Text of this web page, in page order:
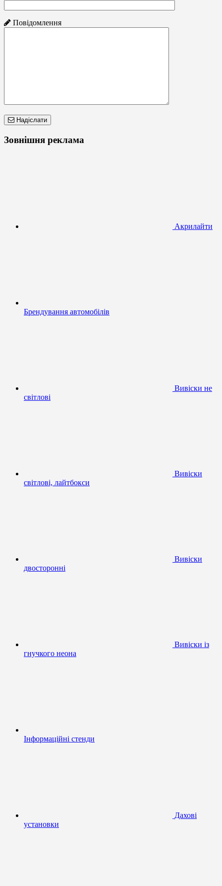
Повідомлення
Надіслати
Зовнішня реклама
Акрилайти
Брендування автомобілів
Вивіски не
світлові
Вивіски
світлові, лайтбокси
Вивіски
двосторонні
Вивіски із
гнучкого неона
Інформаційні стенди
Дахові
установки